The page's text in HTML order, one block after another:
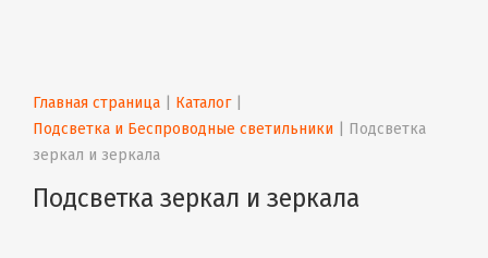
Главная страница Каталог |
Подсветка и Беспроводные светильники
Подсветка
зеркал и зеркала
Подсветка зеркал и зеркала